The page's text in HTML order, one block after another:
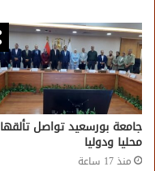
جامعة بورسعيد تواصل تألقها
محليا ودوليا
منذ 17 ساعة